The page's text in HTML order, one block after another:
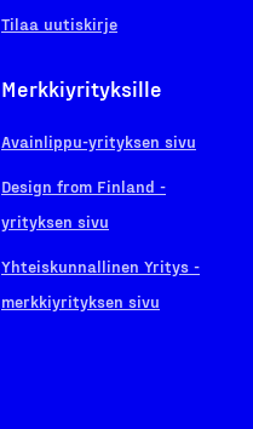
Tilaa uutiskirje
Merkkiyrityksille
Avainlippu-yrityksen sivu
Design from Finland -
yrityksen sivu
Yhteiskunnallinen Yritys -
merkkiyrityksen sivu